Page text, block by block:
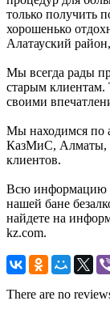
только получить
хорошенько
Алатауский
Мы всегда рады
старым клиентам.
своими
Мы находимся по
КазМиС, Алматы,
клиентов.
Всю информацию
нашей бане
найдете на
kz.com.
There are no